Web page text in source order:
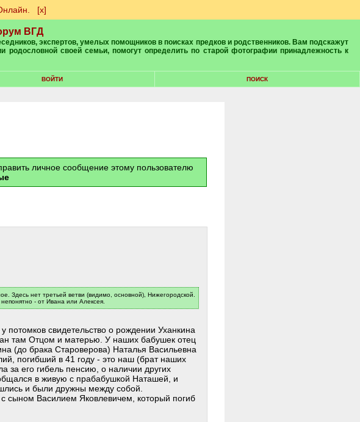
[х]
ВГД
своей семьи, помогут определить по старой фотографии принадлежность к
ВОЙТИ ПОИСК
личное сообщение этому пользователю
Здесь нет третьей ветви (видимо, основной), Нижегородской.
- от Ивана или Алексея.
свидетельство о рождении Уханкина
там Отцом и матерью. У наших бабушек отец
(до брака Староверова) Наталья Васильевна
погибший в 41 году - это наш (брат наших
за его гибель пенсию, о наличии других
в живую с прабабушкой Наташей, и
и были дружны между собой.
сыном Василием Яковлевичем, который погиб